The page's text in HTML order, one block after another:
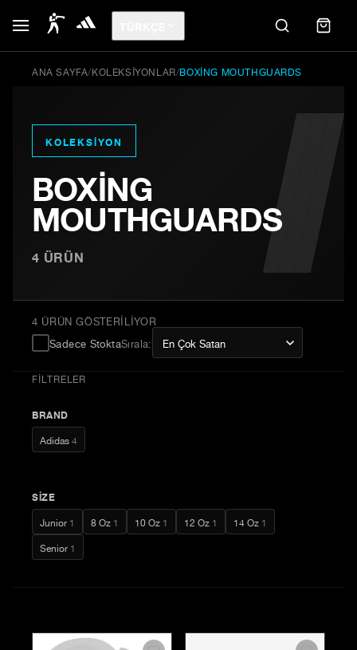
ANA SAYFA/KOLEKSIYONLAR/BOXING MOUTHGUARDS
KOLEKSIYON
BOXING
MOUTHGUARDS
4 ÜRÜN
4 ÜRÜN GÖSTERILIYOR
Sadece StoktaSırala:
FILTRELER
BRAND
Adidas4
SIZE
Junior1 8 Oz1 10 Oz1 12 Oz1 14 Oz1
Senior1